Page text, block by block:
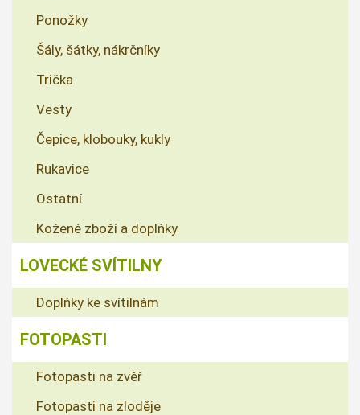
Ponožky
Šály, šátky, nákrčníky
Trička
Vesty
Čepice, klobouky, kukly
Rukavice
Ostatní
Kožené zboží a doplňky
LOVECKÉ SVÍTILNY
Doplňky ke svítilnám
FOTOPASTI
Fotopasti na zvěř
Fotopasti na zloděje